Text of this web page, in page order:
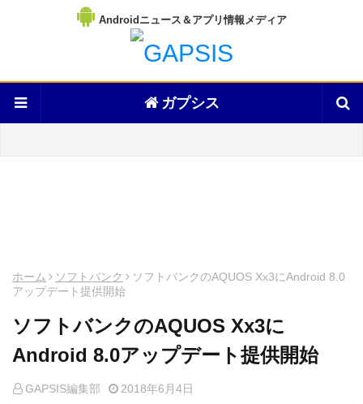
Androidニュース＆アプリ情報メディア
ガプシス
ホーム ソフトバンク
ソフトバンクのAQUOS Xx3にAndroid 8.0
アップデート提供開始
ソフトバンクのAQUOS Xx3に
Android 8.0アップデート提供開始
GAPSIS編集部 2018年6月4日